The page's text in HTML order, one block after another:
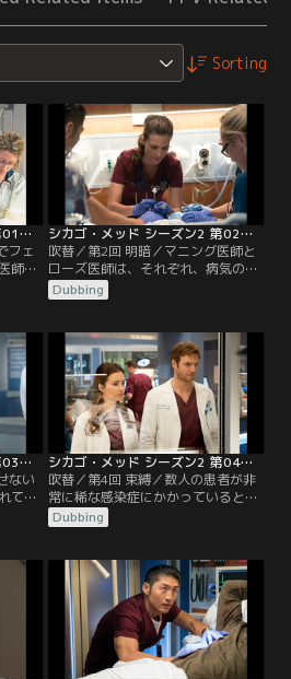
Sorting
シカゴ・メッド シーズン2 第01話／吹替
フェ
師だ
と
ー
いか
ズ医
らな
。
シカゴ・メッド シーズン2 第02話／吹替
吹替／第2回 明暗／マニング医師と
ローズ医師は、それぞれ、病気の赤
ん坊が関わる複雑なケースを扱う。
この2件は関連があった。ハルステ
ホームレス男性を診察する。彼の持
つ明るさに医師は刺激を受け学んで
いく。チョイ医師は一日助手の海軍
衛生兵とともに、市内で起きたギャ
ングの発砲事件の被害者を治療す
る。
Dubbing
シカゴ・メッド シーズン2 第03話／吹替
ない
てき
の
き
こで
逢
にな
シカゴ・メッド シーズン2 第04話／吹替
吹替／第4回 束縛／数人の患者が非
常に稀な感染症にかかっているとわ
かり、原因を突き止めるためチャー
ルズ医師の娘で疫学者のロビンが呼
は、かなり衰弱した状態で発見され
た高齢男性を診察するが、彼の息子
と若いガールフレンドの間では治療
法をめぐり対立する。リース医師
は、若いドラッグ依存症の患者を救
おうと奮闘し…。
Dubbing